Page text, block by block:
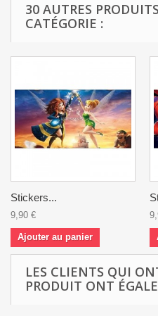
30 AUTRES
CATÉGORIE :
Stickers...
9,90 €
Ajouter au panier
LES CLIENTS QUI
PRODUIT ONT